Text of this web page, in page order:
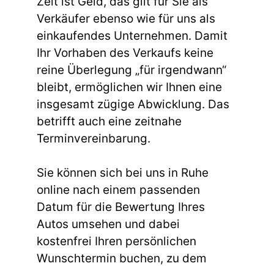
Verkäufer ebenso wie für uns als
einkaufendes Unternehmen. Damit
Ihr Vorhaben des Verkaufs keine
reine Überlegung „für irgendwann“
bleibt, ermöglichen wir Ihnen eine
insgesamt zügige Abwicklung. Das
betrifft auch eine zeitnahe
Terminvereinbarung.
Sie können sich bei uns in Ruhe
online nach einem passenden
Datum für die Bewertung Ihres
Autos umsehen und dabei
kostenfrei Ihren persönlichen
Wunschtermin buchen, zu dem